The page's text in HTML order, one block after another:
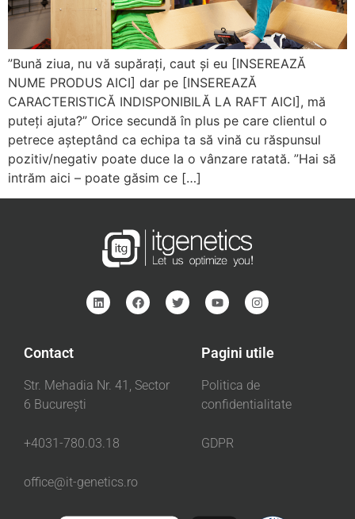
”Bună ziua, nu vă supărați, caut și eu [INSEREAZĂ
NUME PRODUS AICI] dar pe [INSEREAZĂ
CARACTERISTICĂ INDISPONIBILĂ LA RAFT AICI], mă
puteți ajuta?” Orice secundă în plus pe care clientul o
petrece așteptând ca echipa ta să vină cu răspunsul
pozitiv/negativ poate duce la o vânzare ratată. ”Hai să
intrăm aici – poate găsim ce […]
Contact
Str. Mehadia Nr. 41, Sector
6 București
+4031-780.03.18
office@it-genetics.ro
Pagini utile
Politica de
confidentialitate
GDPR